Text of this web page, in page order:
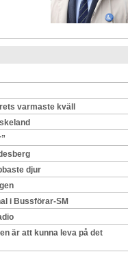
varmaste kväll
djur
i Bussförar-SM
är att kunna leva på det